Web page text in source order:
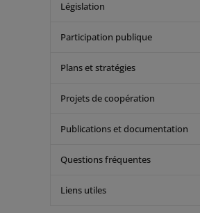
Législation
Participation publique
Plans et stratégies
Projets de coopération
Publications et documentation
Questions fréquentes
Liens utiles